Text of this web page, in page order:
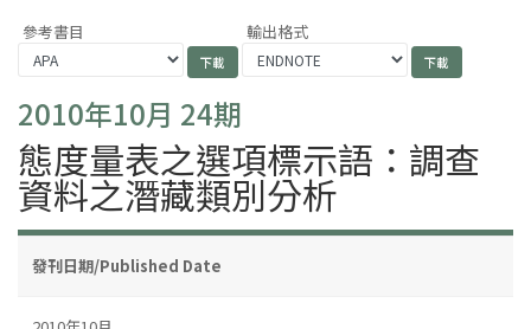
參考書目 輸出格式
2010年10月 24期
態度量表之選項標示語：調查
資料之潛藏類別分析
發刊日期/Published Date